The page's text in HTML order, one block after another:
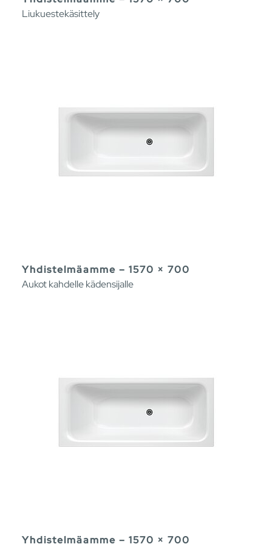
Liukuestekäsittely
Yhdistelmäamme – 1570 × 700
Aukot kahdelle kädensijalle
Yhdistelmäamme – 1570 × 700